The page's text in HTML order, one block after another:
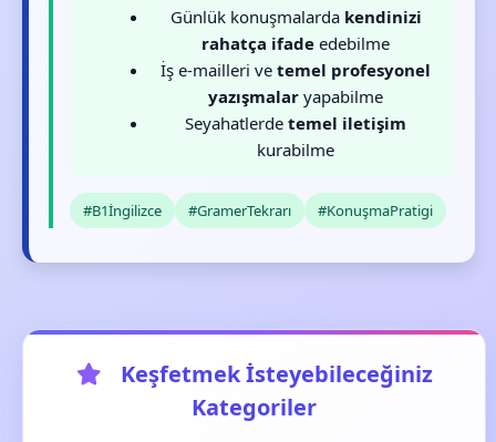
Günlük konuşmalarda kendinizi
rahatça ifade edebilme
İş e-mailleri vetemel profesyonel
yazışmalar yapabilme
Seyahatlerdetemel iletişim
kurabilme
#B1İngilizce #GramerTekrarı #KonuşmaPratigi
Keşfetmek İsteyebileceğiniz
Kategoriler